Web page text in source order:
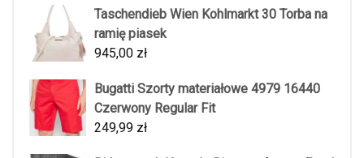
Taschendieb Wien Kohlmarkt 30 Torba na
ramię piasek
945,00 zł
Bugatti Szorty materiałowe 4979 16440
Czerwony Regular Fit
249,99 zł